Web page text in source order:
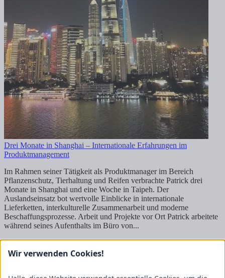
Drei Monate in Shanghai – Internationale Erfahrungen im
Produktmanagement
Im Rahmen seiner Tätigkeit als Produktmanager im Bereich
Pflanzenschutz, Tierhaltung und Reifen verbrachte Patrick drei
Monate in Shanghai und eine Woche in Taipeh. Der
Auslandseinsatz bot wertvolle Einblicke in internationale
Lieferketten, interkulturelle Zusammenarbeit und moderne
Beschaffungsprozesse. Arbeit und Projekte vor Ort Patrick arbeitete
während seines Aufenthalts im Büro von...
Mehr lesen
234567891011121314151617
Wir verwenden Cookies!